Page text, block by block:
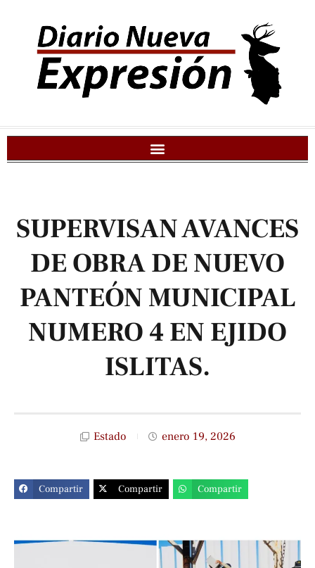
SUPERVISAN AVANCES
DE OBRA DE NUEVO
PANTEÓN MUNICIPAL
NUMERO 4 EN EJIDO
ISLITAS.
Estado enero 19, 2026
Compartir Compartir Compartir